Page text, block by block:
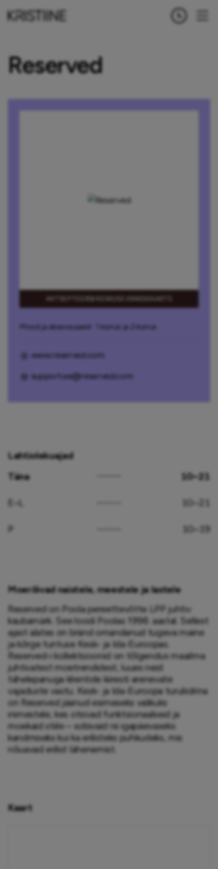
Reserved
Lahtiolekuajad
Täna
10–21
E–L 10–21
P 10–19
Moerõivad naistele, meestele ja lastele
Reserved on Poola pereettevõtte LPP juhtiv
kaubamärk. See loodi Poolas 1998. aastal. Sellest
ajast alates on bränd omandanud tugeva maine
ja kõrge tuntuse Kesk- ja Ida-Euroopas.
Reserved-i kollektsioonid on tõlgendus maailma
juhtivatest moetrendidest, luues neid
tähelepanuga klientide kiiresti arenevate
vajaduste vastu. Kesk- ja Ida-Euroopa turuliidrina
on Reserved jäänud esimeseks valikuks
inimestele, kes otsivad funktsionaalseid ja
moekaid stiile – sobivaid nii igapäevaseks
kandmiseks kui ka erilisteks puhkudeks, mis
nõuavad erilist lähenemist.
Kaart
Mood ja aksessuaarid · 1 korrus ja 2 korrus
www.reserved.com
support.ee@reserved.com